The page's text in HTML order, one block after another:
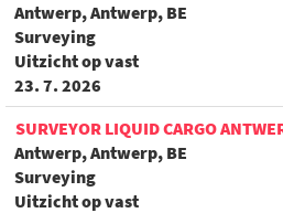
Antwerp, Antwerp, BE
Surveying
Uitzicht op vast
23. 7. 2026
SURVEYOR LIQUID CARGO
Antwerp, Antwerp, BE
Surveying
Uitzicht op vast